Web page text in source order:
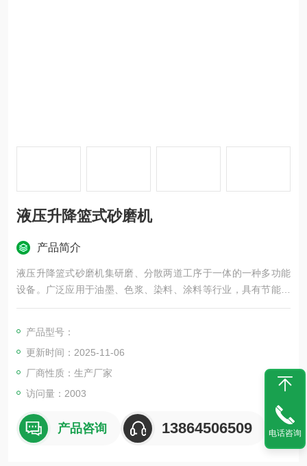
液压升降篮式砂磨机
产品简介
液压升降篮式砂磨机集研磨、分散两道工序于一体的一种多功能
设备。广泛应用于油墨、色浆、染料、涂料等行业，具有节能、
高效、操作维修方便等特点。该机由电器柜、转轴、研磨器、泵
产品型号：
更新时间：2025-11-06
厂商性质：生产厂家
访问量：2003
产品咨询 13864506509 电话咨询